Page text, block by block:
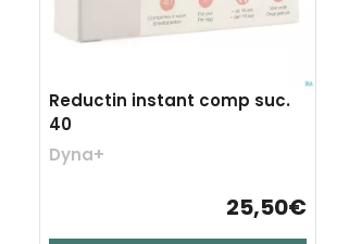
Reductin instant comp suc.
40
Dyna+
25,50€